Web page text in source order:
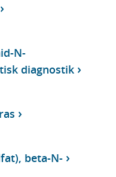
N-
diagnostik
beta-N-